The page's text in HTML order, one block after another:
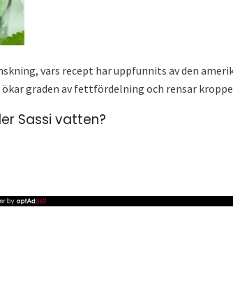
vars recept har uppfunnits av den
graden av fettfördelning och rensar
Sassi vatten?